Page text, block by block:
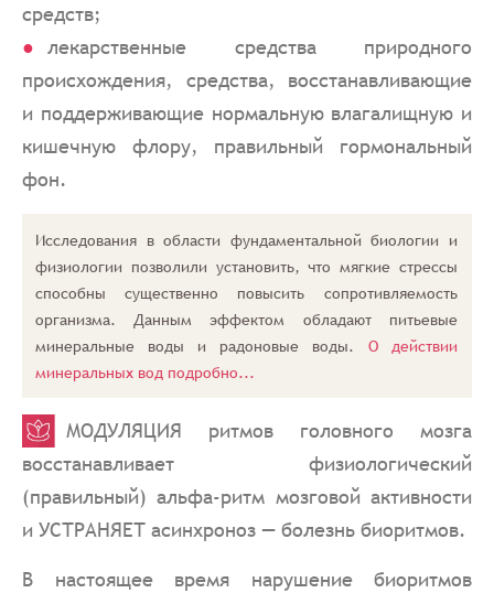
средств;
лекарственные средства природного
происхождения, средства, восстанавливающие
и поддерживающие нормальную влагалищную и
кишечную флору, правильный гормональный
фон.
Исследования в области фундаментальной биологии и
физиологии позволили установить, что мягкие стрессы
способны существенно повысить сопротивляемость
организма. Данным эффектом обладают питьевые
минеральные воды и радоновые воды. О действии
минеральных вод подробно...
МОДУЛЯЦИЯ ритмов головного мозга
восстанавливает физиологический
(правильный) альфа-ритм мозговой активности
и УСТРАНЯЕТ асинхроноз — болезнь биоритмов.
В настоящее время нарушение биоритмов